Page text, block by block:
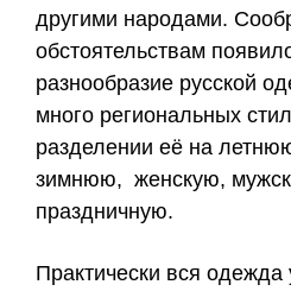
другими народами.
обстоятельствам
разнообразие русской
много региональных
разделении её на
зимнюю, женскую,
праздничную.
Практически вся одежда